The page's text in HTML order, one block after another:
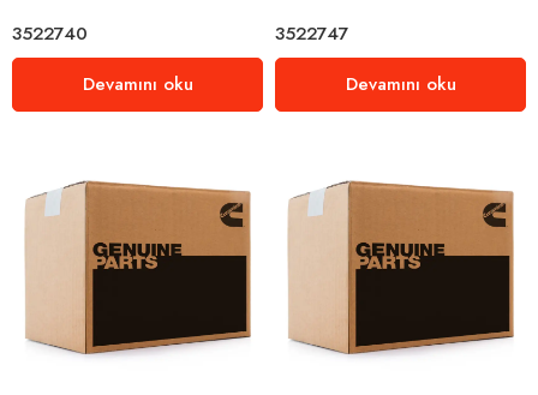
3522740
Devamını oku
3522747
Devamını oku